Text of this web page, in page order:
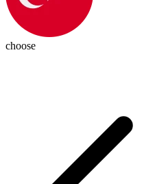
choose